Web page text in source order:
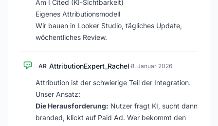
Am I Cited (KI-Sichtbarkeit)
Eigenes Attributionsmodell
Wir bauen in Looker Studio, tägliches Update,
wöchentliches Review.
AR AttributionExpert_Rachel·8. Januar 2026
Attribution ist der schwierige Teil der Integration.
Unser Ansatz:
Die Herausforderung: Nutzer fragt KI, sucht dann
branded, klickt auf Paid Ad. Wer bekommt den